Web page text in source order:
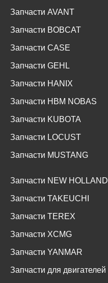
Запчасти AVANT
Запчасти BOBCAT
Запчасти CASE
Запчасти GEHL
Запчасти HANIX
Запчасти HBM NOBAS
Запчасти KUBOTA
Запчасти LOCUST
Запчасти MUSTANG
Запчасти NEW HOLLAND
Запчасти TAKEUCHI
Запчасти TEREX
Запчасти XCMG
Запчасти YANMAR
Запчасти для двигателей